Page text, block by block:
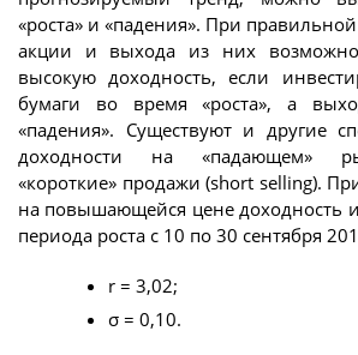
«роста» и «падения». При
акции и выхода из них
высокую доходность, если
бумаги во время «роста», а
«падения». Существуют и другие
доходности на «падающем»
«короткие» продажи (short selling).
на повышающейся цене доходность
периода роста с 10 по 30 сентября
r = 3,02;
σ = 0,10.